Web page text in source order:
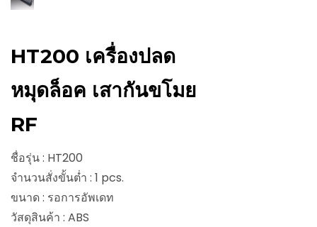
HT200 เครื่องปลด
หมุดล็อค เสากันขโมย
RF
ชื่อรุ่น : HT200
จำนวนสั่งขั้นต่ำ : 1 pcs.
ขนาด : รอการอัพเดท
วัสดุสินค้า : ABS